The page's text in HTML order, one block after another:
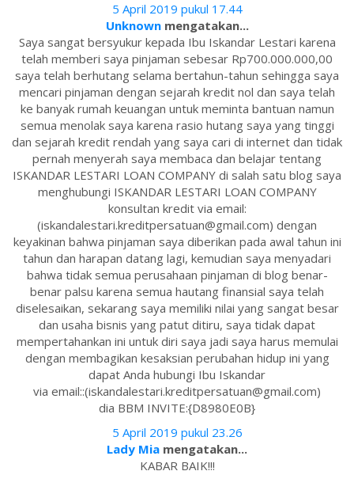
5 April 2019 pukul 17.44
Unknownmengatakan...
Saya sangat bersyukur kepada Ibu Iskandar Lestari karena
telah memberi saya pinjaman sebesar Rp700.000.000,00
saya telah berhutang selama bertahun-tahun sehingga saya
mencari pinjaman dengan sejarah kredit nol dan saya telah
ke banyak rumah keuangan untuk meminta bantuan namun
semua menolak saya karena rasio hutang saya yang tinggi
dan sejarah kredit rendah yang saya cari di internet dan tidak
pernah menyerah saya membaca dan belajar tentang
ISKANDAR LESTARI LOAN COMPANY di salah satu blog saya
menghubungi ISKANDAR LESTARI LOAN COMPANY
konsultan kredit via email:
(iskandalestari.kreditpersatuan@gmail.com) dengan
keyakinan bahwa pinjaman saya diberikan pada awal tahun ini
tahun dan harapan datang lagi, kemudian saya menyadari
bahwa tidak semua perusahaan pinjaman di blog benar-
benar palsu karena semua hautang finansial saya telah
diselesaikan, sekarang saya memiliki nilai yang sangat besar
dan usaha bisnis yang patut ditiru, saya tidak dapat
mempertahankan ini untuk diri saya jadi saya harus memulai
dengan membagikan kesaksian perubahan hidup ini yang
dapat Anda hubungi Ibu Iskandar
via email::(iskandalestari.kreditpersatuan@gmail.com)
dia BBM INVITE:{D8980E0B}
5 April 2019 pukul 23.26
Lady Mia mengatakan...
KABAR BAIK!!!